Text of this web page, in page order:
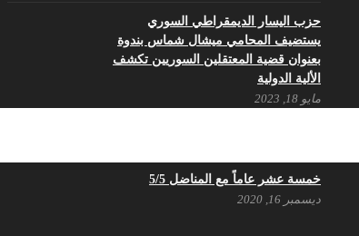
حزب اليسار الديمقراطي السوري
يستضيف المحامي ميشال شماس بندوة
بعنوان قضية المعتقلين السوريين تكشف
الألية الدولية
مايو 18, 2023
حزب اليسار الديمقراطي السوري
خمسة عشر عاماً مع المناضل 5/5
ديسمبر 16, 2020